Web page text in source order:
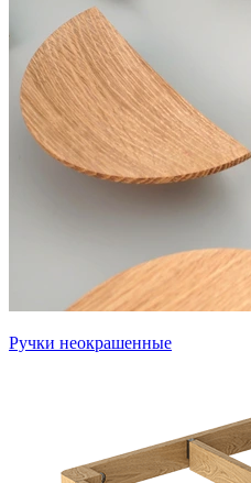
Ручки неокрашенные